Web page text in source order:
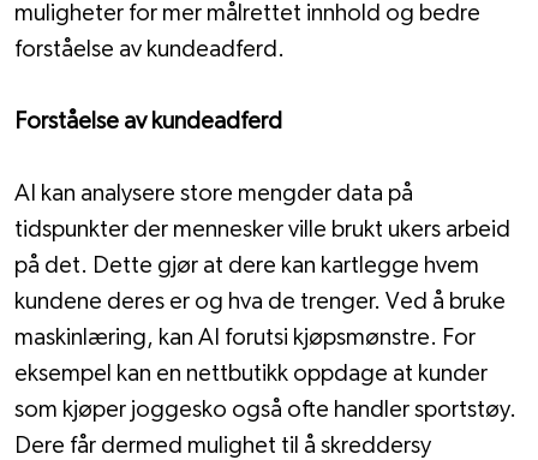
muligheter for mer målrettet innhold og bedre
forståelse av kundeadferd.
Forståelse av kundeadferd
AI kan analysere store mengder data på
tidspunkter der mennesker ville brukt ukers arbeid
på det. Dette gjør at dere kan kartlegge hvem
kundene deres er og hva de trenger. Ved å bruke
maskinlæring, kan AI forutsi kjøpsmønstre. For
eksempel kan en nettbutikk oppdage at kunder
som kjøper joggesko også ofte handler sportstøy.
Dere får dermed mulighet til å skreddersy